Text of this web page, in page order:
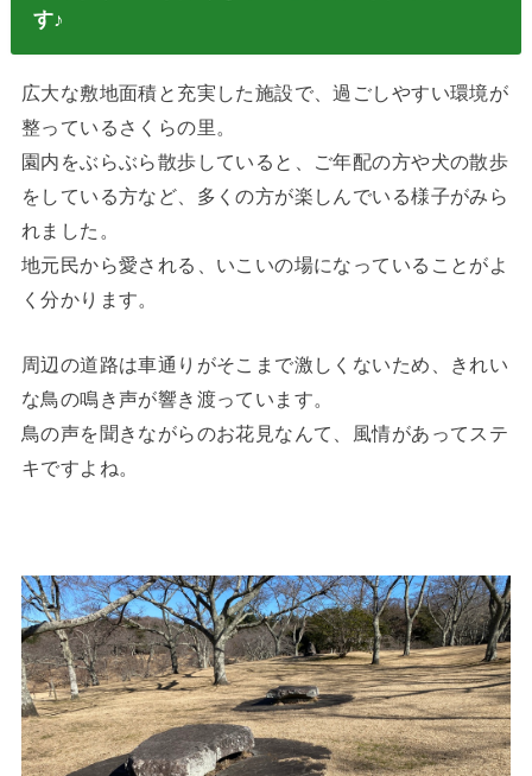
す♪
広大な敷地面積と充実した施設で、過ごしやすい環境が
整っているさくらの里。
園内をぶらぶら散歩していると、ご年配の方や犬の散歩
をしている方など、多くの方が楽しんでいる様子がみら
れました。
地元民から愛される、いこいの場になっていることがよ
く分かります。
周辺の道路は車通りがそこまで激しくないため、きれい
な鳥の鳴き声が響き渡っています。
鳥の声を聞きながらのお花見なんて、風情があってステ
キですよね。